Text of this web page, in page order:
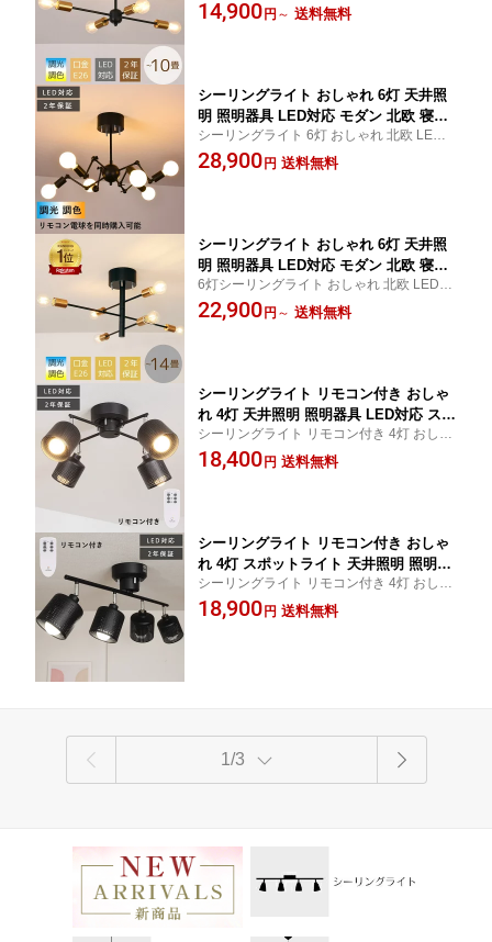
ベッドルーム 食卓 シンプル カフェ ナ
寝室 モダン 照明器具 天井照明 リビング ダ
イニング ベッドルーム 食卓 居間 6畳 8畳 1
14,900 円 ～ 送料無料
シーリングライト おしゃれ 6灯 天井照
明 照明器具 LED対応 モダン 北欧 寝室
リビング ダイニング ベッドルーム 食卓
居間 シンプル カフェ ナチュラル 間接
シーリングライト 6灯 おしゃれ 北欧 LED
寝室 モダン 照明器具 天井照明 リビング ダ
イニング ベッドルーム 食卓 居間 12畳 8畳
28,900 円 送料無料
シーリングライト おしゃれ 6灯 天井照
明 照明器具 LED対応 モダン 北欧 寝室
リビング ダイニング ペンダントライト
ベッドルーム 食卓 シンプル カフェ ナ
6灯シーリングライト おしゃれ 北欧 LED 寝
室 モダン 照明器具 天井照明 リビング ダイ
ニング ベッドルーム 食卓 居間 12畳 8畳 10
22,900 円 ～ 送料無料
シーリングライト リモコン付き おしゃ
れ 4灯 天井照明 照明器具 LED対応 スポ
ットライト モダン 北欧 寝室 リビング
ダイニング ベッドルーム 食卓 居間 シ
シーリングライト リモコン付き 4灯 おしゃ
れ スポットライト 北欧 LED 寝室 モダン 照
明器具 天井照明 リビング ダイニング ベッ
18,400 円 送料無料
シーリングライト リモコン付き おしゃ
れ 4灯 スポットライト 天井照明 照明器
具 LED対応 間接照明 リビング ダイニ
ング モダン 北欧 寝室 食卓 居間 ベッド
シーリングライト リモコン付き 4灯 おしゃ
れ スポットライト 北欧 LED 寝室 モダン 照
明器具 天井照明 リビング ダイニング ベッ
18,900 円 送料無料
1/3